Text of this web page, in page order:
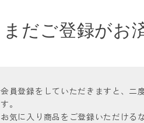
まだご登録がお
会員登録をしていただきますと、二
す。
お気に入り商品をご登録いただける